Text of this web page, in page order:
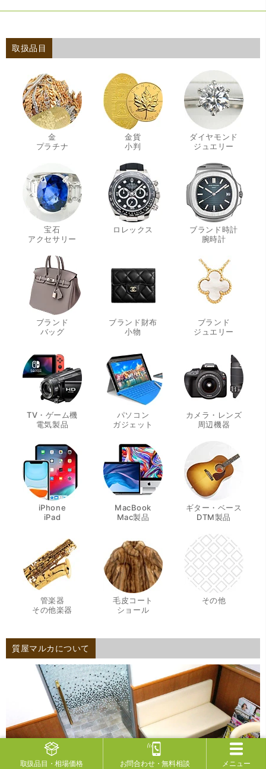
取扱品目 ・相場価格 お問合わせ・無料相談 メニュー
取扱品目
金
プラチナ
金貨
小判
ダイヤモンド
ジュエリー
宝石
アクセサリー
ロレックス
ブランド時計
腕時計
ブランド
バッグ
ブランド財布
小物
ブランド
ジュエリー
TV・ゲーム機
電気製品
パソコン
ガジェット
カメラ・レンズ
周辺機器
iPhone
iPad
MacBook
Mac製品
ギター・ベース
DTM製品
管楽器
その他楽器
毛皮コート
ショール
その他
質屋マルカについて